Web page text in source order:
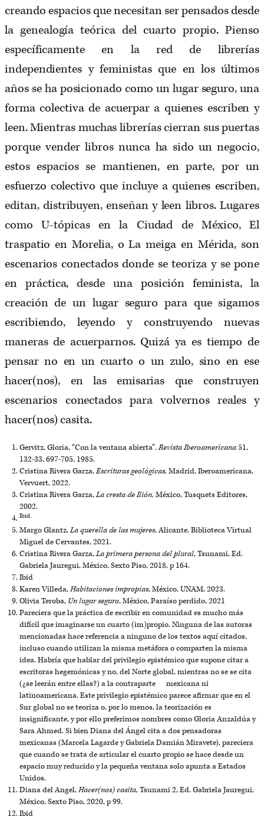
creando espacios que necesitan ser pensados desde
la genealogía teórica del cuarto propio. Pienso
específicamente en la red de librerías
independientes y feministas que en los últimos
años se ha posicionado como un lugar seguro, una
forma colectiva de acuerpar a quienes escriben y
leen. Mientras muchas librerías cierran sus puertas
porque vender libros nunca ha sido un negocio,
estos espacios se mantienen, en parte, por un
esfuerzo colectivo que incluye a quienes escriben,
editan, distribuyen, enseñan y leen libros. Lugares
como U-tópicas en la Ciudad de México, El
traspatio en Morelia, o La meiga en Mérida, son
escenarios conectados donde se teoriza y se pone
en práctica, desde una posición feminista, la
creación de un lugar seguro para que sigamos
escribiendo, leyendo y construyendo nuevas
maneras de acuerparnos. Quizá ya es tiempo de
pensar no en un cuarto o un zulo, sino en ese
hacer(nos), en las emisarias que construyen
escenarios conectados para volvernos reales y
hacer(nos) casita.
Gervitz, Gloria, “Con la ventana abierta”.Revista Iberoamericana51,
132-33, 697-705, 1985.
Cristina Rivera Garza,Escrituras geológicas, Madrid, Iberoamericana,
Vervuert, 2022.
Cristina Rivera Garza,La cresta de Ilión, México, Tusquets Editores,
2002.
Ibid.
Margo Glantz,La querella de las mujeres, Alicante, Biblioteca Virtual
Miguel de Cervantes, 2021.
Cristina Rivera Garza,La primera persona del plural, Tsunami, Ed.
Gabriela Jauregui, México, Sexto Piso, 2018, p 164.
Ibid
Karen Villeda,Habitaciones impropias, México, UNAM, 2023.
Olivia Teroba, Un lugar seguro, México, Paraíso perdido, 2021
Pareciera que la práctica de escribir en comunidad es mucho más
difícil que imaginarse un cuarto (im)propio. Ninguna de las autoras
mencionadas hace referencia a ninguno de los textos aquí citados,
incluso cuando utilizan la misma metáfora o comparten la misma
idea. Habría que hablar del privilegio epistémico que supone citar a
escritoras hegemónicas y no, del Norte global, mientras no se se cita
(¿se leerán entre ellas?) a la contraparte mexicana ni
latinoamericana. Este privilegio epistémico parece afirmar que en el
Sur global no se teoriza o, por lo menos, la teorización es
insignificante, y por ello preferimos nombres como Gloria Anzaldúa y
Sara Ahmed. Si bien Diana del Ángel cita a dos pensadoras
mexicanas (Marcela Lagarde y Gabriela Damián Miravete), pareciera
que cuando se trata de articular el cuarto propio se hace desde un
espacio muy reducido y la pequeña ventana solo apunta a Estados
Unidos.
Diana del Angel,Hacer(nos) casita, Tsunami 2, Ed. Gabriela Jauregui,
México, Sexto Piso, 2020, p 99.
Ibid